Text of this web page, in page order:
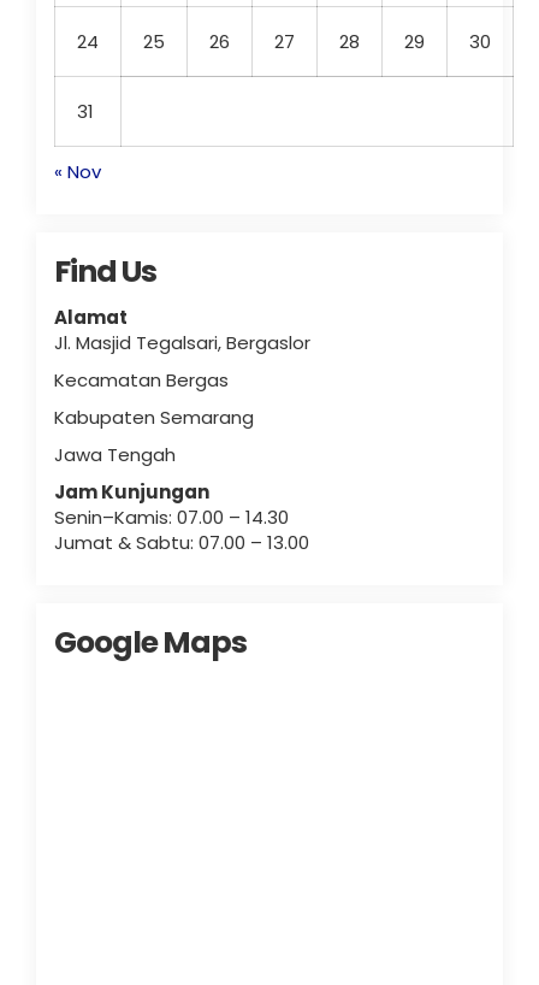
24 25 26 27 28 29 30
31
« Nov
Find Us
Alamat
Jl. Masjid Tegalsari, Bergaslor
Kecamatan Bergas
Kabupaten Semarang
Jawa Tengah
Jam Kunjungan
Senin–Kamis: 07.00 – 14.30
Jumat & Sabtu: 07.00 – 13.00
Google Maps